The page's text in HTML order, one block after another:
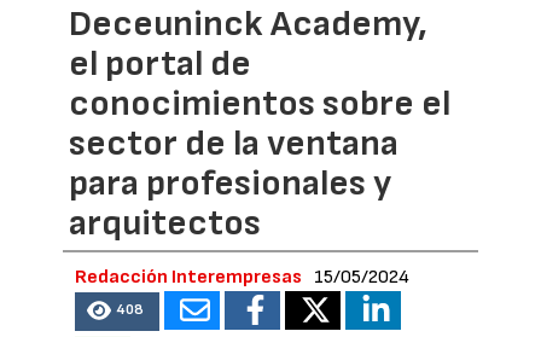
Deceuninck Academy,
el portal de
conocimientos sobre el
sector de la ventana
para profesionales y
arquitectos
Redacción Interempresas 15/05/2024
408